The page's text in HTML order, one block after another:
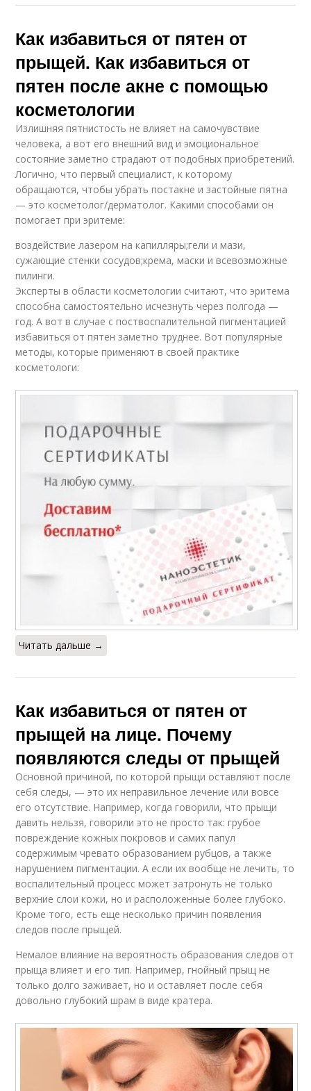
Как избавиться от пятен от
прыщей. Как избавиться от
пятен после акне с помощью
косметологии
Излишняя пятнистость не влияет на самочувствие
человека, а вот его внешний вид и эмоциональное
состояние заметно страдают от подобных приобретений.
Логично, что первый специалист, к которому
обращаются, чтобы убрать постакне и застойные пятна
— это косметолог/дерматолог. Какими способами он
помогает при эритеме:
воздействие лазером на капилляры;гели и мази,
сужающие стенки сосудов;крема, маски и всевозможные
пилинги.
Эксперты в области косметологии считают, что эритема
способна самостоятельно исчезнуть через полгода —
год. А вот в случае с поствоспалительной пигментацией
избавиться от пятен заметно труднее. Вот популярные
методы, которые применяют в своей практике
косметологи:
Читать дальше →
Как избавиться от пятен от
прыщей на лице. Почему
появляются следы от прыщей
Основной причиной, по которой прыщи оставляют после
себя следы, — это их неправильное лечение или вовсе
его отсутствие. Например, когда говорили, что прыщи
давить нельзя, говорили это не просто так: грубое
повреждение кожных покровов и самих папул
содержимым чревато образованием рубцов, а также
нарушением пигментации. А если их вообще не лечить, то
воспалительный процесс может затронуть не только
верхние слои кожи, но и расположенные более глубоко.
Кроме того, есть еще несколько причин появления
следов после прыщей.
Немалое влияние на вероятность образования следов от
прыща влияет и его тип. Например, гнойный прыщ не
только долго заживает, но и оставляет после себя
довольно глубокий шрам в виде кратера.